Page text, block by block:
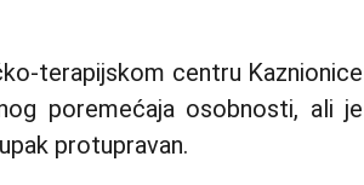
terapijskom centru Kaznionice
poremećaja osobnosti, ali je
protupravan.